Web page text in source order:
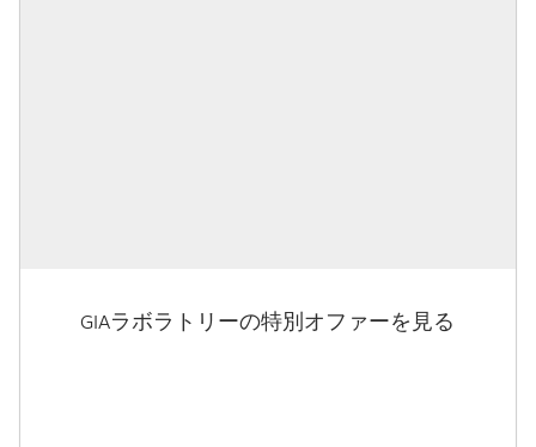
GIAラボラトリーの特別オファーを見る